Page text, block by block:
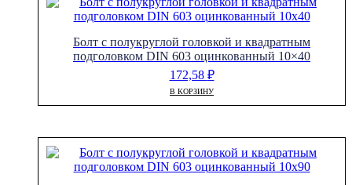
Болт с полукруглой головкой и квадратным
подголовком DIN 603 оцинкованный 10×40
172,58 ₽
В КОРЗИНУ